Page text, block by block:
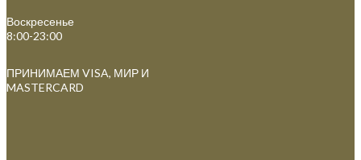
Воскресенье
8:00-23:00
ПРИНИМАЕМ VISA, МИР И
MASTERCARD